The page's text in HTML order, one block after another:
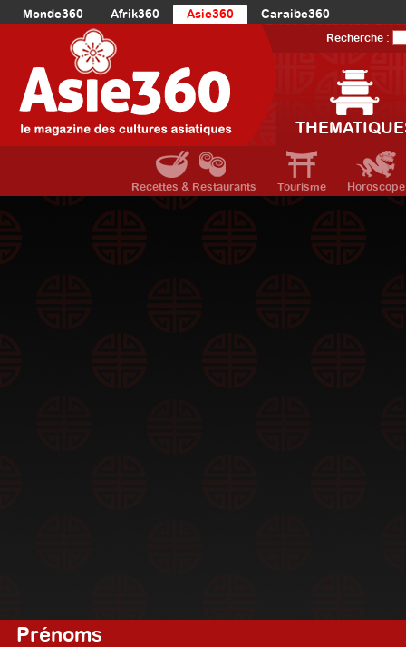
Monde360 Afrik360 Asie360
Caraibe360
Europe360
AmériqueDuNord360
Océanie360
Recherche :
Recettes & Restaurants Tourisme Horoscope
Prénoms